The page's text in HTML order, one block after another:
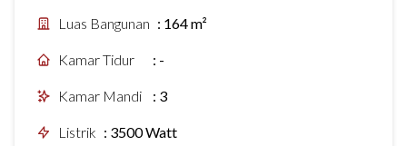
Luas Bangunan : 164 m²
Kamar Tidur : -
Kamar Mandi : 3
Listrik : 3500 Watt